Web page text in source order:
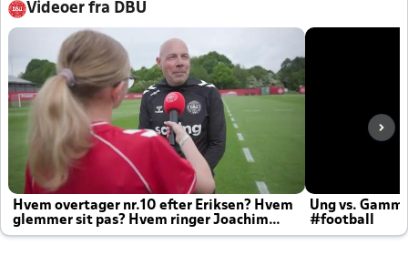
Videoer fra DBU
Hvem overtager nr.10 efter Eriksen? Hvem
glemmer sit pas? Hvem ringer Joachim
altid til efter kampe?
Ung vs.
#football